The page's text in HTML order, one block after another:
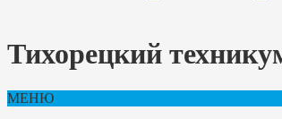
Тихорецкий
МЕНЮ